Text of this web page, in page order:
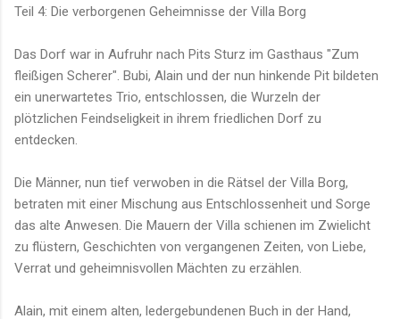
Teil 4: Die verborgenen Geheimnisse der Villa Borg
Das Dorf war in Aufruhr nach Pits Sturz im Gasthaus "Zum
fleißigen Scherer". Bubi, Alain und der nun hinkende Pit bildeten
ein unerwartetes Trio, entschlossen, die Wurzeln der
plötzlichen Feindseligkeit in ihrem friedlichen Dorf zu
entdecken.
Die Männer, nun tief verwoben in die Rätsel der Villa Borg,
betraten mit einer Mischung aus Entschlossenheit und Sorge
das alte Anwesen. Die Mauern der Villa schienen im Zwielicht
zu flüstern, Geschichten von vergangenen Zeiten, von Liebe,
Verrat und geheimnisvollen Mächten zu erzählen.
Alain, mit einem alten, ledergebundenen Buch in der Hand,